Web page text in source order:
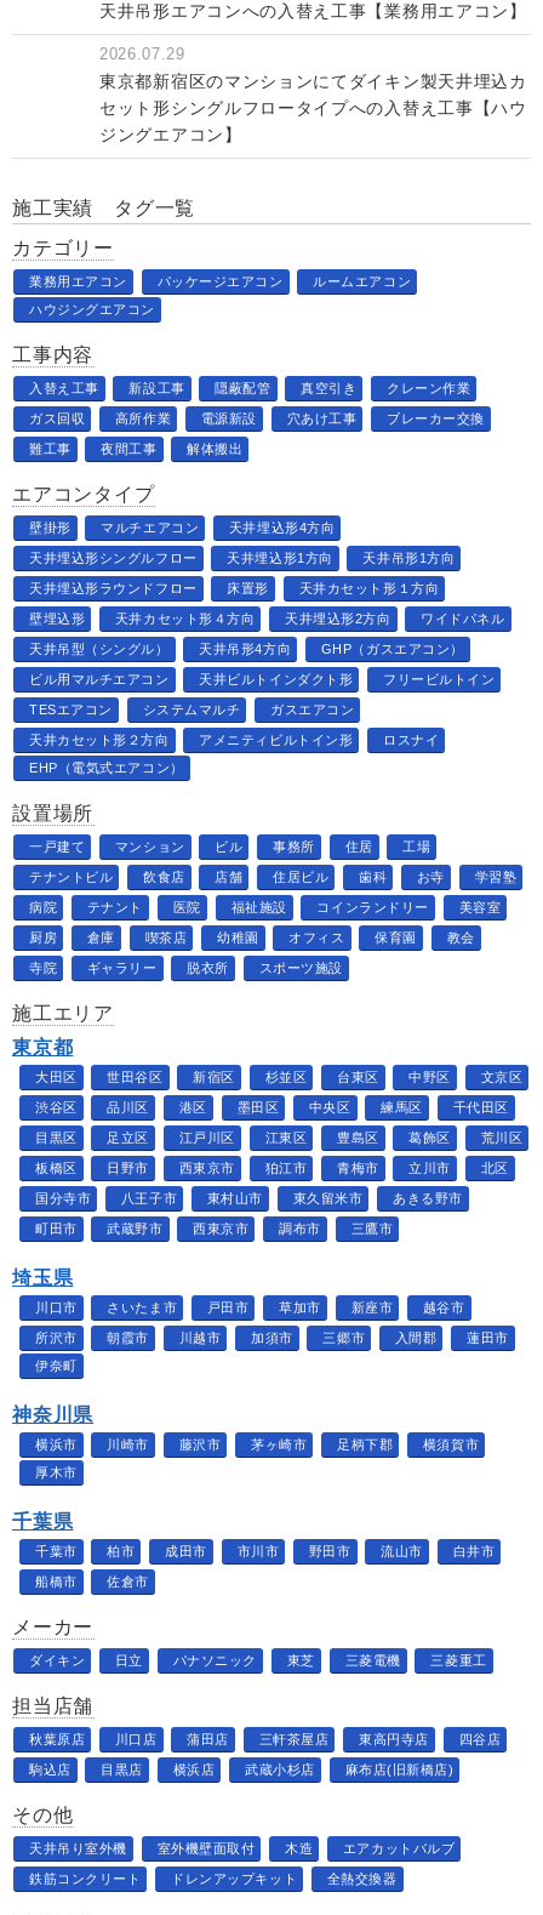
天井吊形エアコンへの入替え工事【業務用エアコン】
2026.07.29
東京都新宿区のマンションにてダイキン製天井埋込カ
セット形シングルフロータイプへの入替え工事【ハウ
ジングエアコン】
施工実績 タグ一覧
カテゴリー
業務用エアコン パッケージエアコン
ルームエアコン
ハウジングエアコン
工事内容
入替え工事 新設工事 隠蔽配管 真空引き クレーン作業
ガス回収 高所作業 電源新設 穴あけ工事 ブレーカー交換
難工事 夜間工事 解体搬出
エアコンタイプ
壁掛形 マルチエアコン 天井埋込形4方向
天井埋込形シングルフロー 天井埋込形1方向 天井吊形1方向
天井埋込形ラウンドフロー 床置形 天井カセット形１方向
壁埋込形 天井カセット形４方向 天井埋込形2方向 ワイドパネル
天井吊型（シングル） 天井吊形4方向 GHP（ガスエアコン）
ビル用マルチエアコン 天井ビルトインダクト形 フリービルトイン
TESエアコン システムマルチ ガスエアコン
天井カセット形２方向 アメニティビルトイン形
ロスナイ
EHP（電気式エアコン）
設置場所
一戸建て マンション ビル 事務所 住居 工場
テナントビル 飲食店 店舗 住居ビル 歯科 お寺 学習塾
病院 テナント 医院 福祉施設 コインランドリー 美容室
厨房 倉庫 喫茶店 幼稚園 オフィス 保育園 教会
寺院 ギャラリー 脱衣所 スポーツ施設
施工エリア
東京都
大田区 世田谷区 新宿区 杉並区 台東区 中野区 文京区
渋谷区 品川区 港区 墨田区 中央区 練馬区 千代田区
目黒区 足立区 江戸川区 江東区 豊島区 葛飾区 荒川区
板橋区 日野市 西東京市 狛江市 青梅市 立川市 北区
国分寺市 八王子市 東村山市 東久留米市 あきる野市
町田市 武蔵野市 西東京市 調布市 三鷹市
埼玉県
川口市 さいたま市 戸田市 草加市 新座市 越谷市
所沢市 朝霞市 川越市 加須市 三郷市 入間郡
蓮田市
伊奈町
神奈川県
横浜市 川崎市 藤沢市 茅ヶ崎市 足柄下郡
横須賀市
厚木市
千葉県
千葉市 柏市 成田市 市川市 野田市 流山市 白井市
船橋市 佐倉市
メーカー
ダイキン 日立 パナソニック 東芝 三菱電機 三菱重工
担当店舗
秋葉原店 川口店 蒲田店 三軒茶屋店 東高円寺店 四谷店
駒込店 目黒店 横浜店 武蔵小杉店 麻布店(旧新橋店)
その他
天井吊り室外機 室外機壁面取付 木造 エアカットバルブ
鉄筋コンクリート ドレンアップキット 全熱交換器